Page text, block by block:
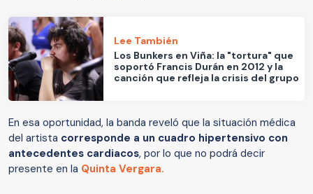
Lee También
Los Bunkers en Viña: la "tortura" que
soportó Francis Durán en 2012 y la
canción que refleja la crisis del grupo
En esa oportunidad, la banda reveló que la situación médica
del artista corresponde a un cuadro hipertensivo con
antecedentes cardiacos, por lo que no podrá decir
presente en la Quinta Vergara.